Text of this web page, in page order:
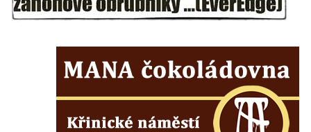
Sloup Panny Marie na Mírovém náměstí v
Sloup se sochou Piety u hřbitova ve
Strupčicích
Sloup Panny Marie v Třebenicích